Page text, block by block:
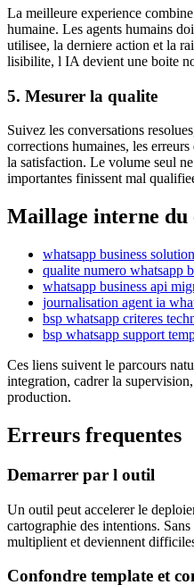
La meilleure experience
humaine. Les agents humains
utilisee, la derniere action et la
lisibilite, l IA devient une boite
5. Mesurer la qualite
Suivez les conversations
corrections humaines, les
la satisfaction. Le volume seul
importantes finissent mal
Maillage interne du
whatsapp business
qualite numero whatsapp
whatsapp business api
journalisation agent ia
bsp whatsapp criteres
bsp whatsapp support
Ces liens suivent le parcours
integration, cadrer la
production.
Erreurs frequentes
Demarrer par l outil
Un outil peut accelerer le
cartographie des intentions.
multiplient et deviennent
Confondre template et